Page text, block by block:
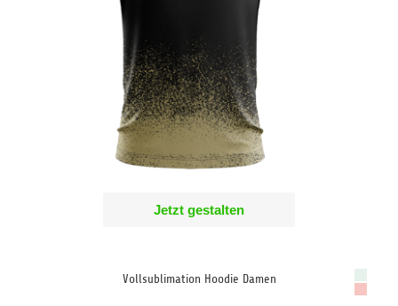
Jetzt gestalten
Vollsublimation Hoodie Damen